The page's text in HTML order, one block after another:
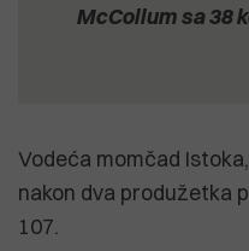
McCollum sa 38
Vodeća momčad
nakon dva produžetka
107.